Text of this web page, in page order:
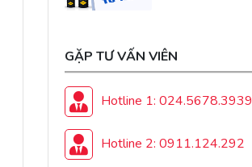
GẶP TƯ VẤN VIÊN
Hotline 1: 024.5678.3939
Hotline 2: 0911.124.292